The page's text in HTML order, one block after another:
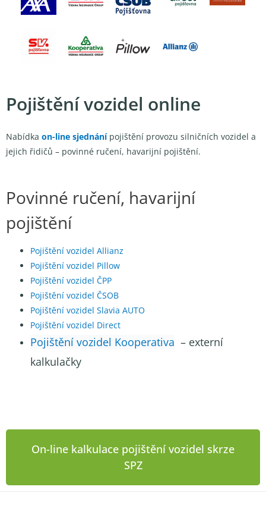
Pojištění vozidel online
Nabídka on-line sjednánípojištění provozu silničních vozidel a
jejich řidičů – povinné ručení, havarijní pojištění.
Povinné ručení, havarijní
pojištění
Pojištění vozidel Allianz
Pojištění vozidel Pillow
Pojištění vozidel ČPP
Pojištění vozidel ČSOB
Pojištění vozidel Slavia AUTO
Pojištění vozidel Direct
Pojištění vozidel Kooperativa – externí
kalkulačky
On-line kalkulace pojištění vozidel skrze
SPZ